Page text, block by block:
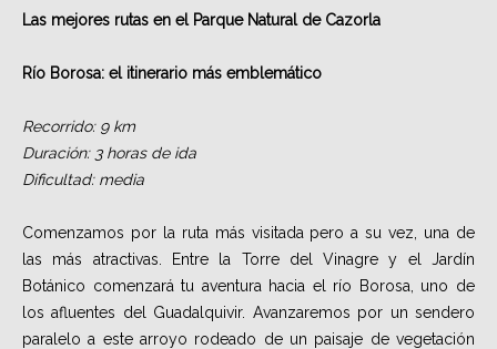
Las mejores rutas en el Parque Natural de Cazorla
Río Borosa: el itinerario más emblemático
Recorrido: 9 km
Duración: 3 horas de ida
Dificultad: media
Comenzamos por la ruta más visitada pero a su vez, una de
las más atractivas. Entre la Torre del Vinagre y el Jardín
Botánico comenzará tu aventura hacia el río Borosa, uno de
los afluentes del Guadalquivir. Avanzaremos por un sendero
paralelo a este arroyo rodeado de un paisaje de vegetación